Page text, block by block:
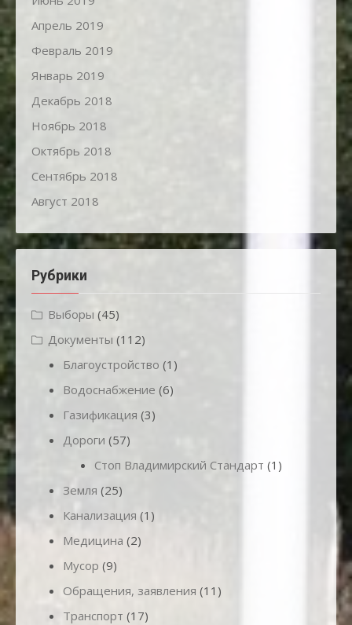
Апрель 2019
Февраль 2019
Январь 2019
Декабрь 2018
Ноябрь 2018
Октябрь 2018
Сентябрь 2018
Август 2018
Рубрики
Выборы (45)
Документы (112)
Благоустройство (1)
Водоснабжение (6)
Газификация (3)
Дороги (57)
Стоп Владимирский Стандарт (1)
Земля (25)
Канализация (1)
Медицина (2)
Мусор (9)
Обращения, заявления (11)
Транспорт (17)